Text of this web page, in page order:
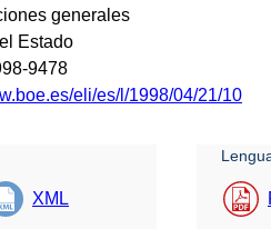
generales
Estado
9478
eli/es/l/1998/04/21/10
XML